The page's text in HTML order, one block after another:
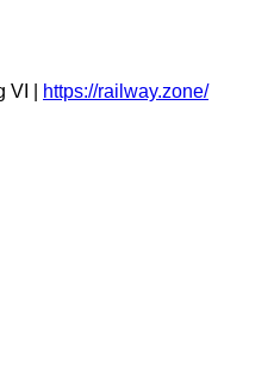
VI |
https://railway.zone/